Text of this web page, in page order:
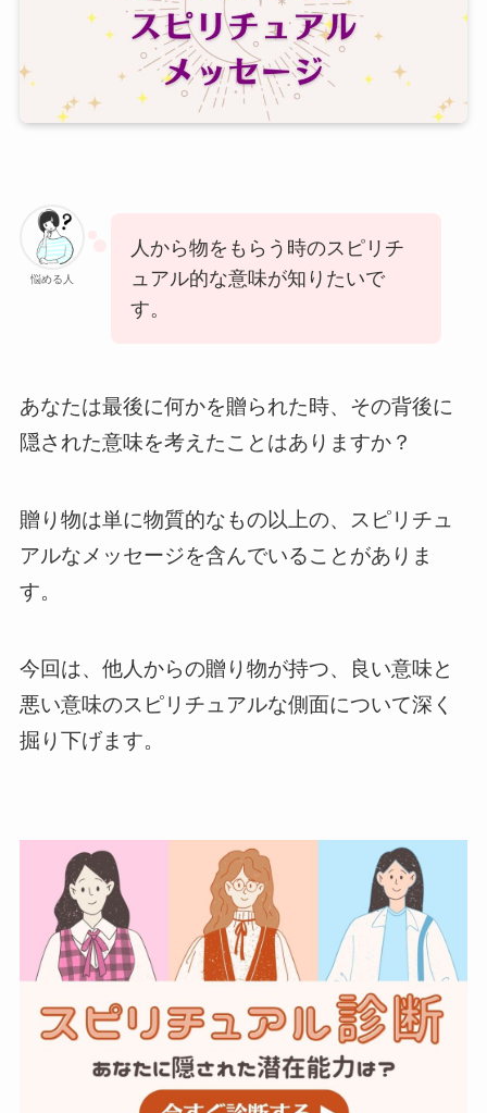
悩める人
人から物をもらう時のスピリチ
ュアル的な意味が知りたいで
す。
あなたは最後に何かを贈られた時、その背後に
隠された意味を考えたことはありますか？
贈り物は単に物質的なもの以上の、スピリチュ
アルなメッセージを含んでいることがありま
す。
今回は、他人からの贈り物が持つ、良い意味と
悪い意味のスピリチュアルな側面について深く
掘り下げます。